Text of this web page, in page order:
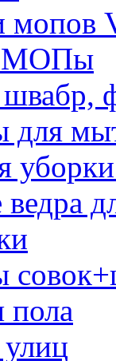
мопов
МОПы
для
пола